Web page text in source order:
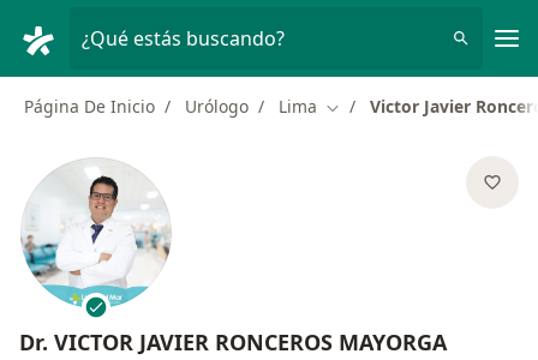
¿Qué estás buscando?
Página De Inicio Urólogo Lima Cambiar de ciudad
Victor Javier
Dr. VICTOR JAVIER RONCEROS MAYORGA